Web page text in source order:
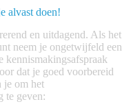
alvast doen!
en uitdagend. Als het
neem je ongetwijfeld een
kennismakingsafspraak
dat je goed voorbereid
je om het
te geven: